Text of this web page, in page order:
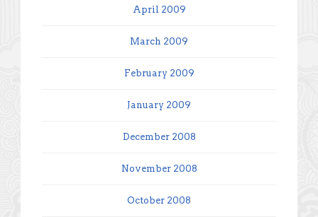
April 2009
March 2009
February 2009
January 2009
December 2008
November 2008
October 2008